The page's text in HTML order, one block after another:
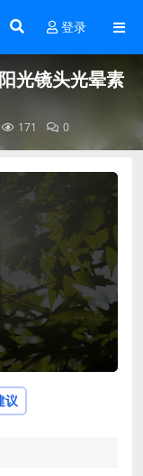
登录
光镜头光晕素
171 0
议